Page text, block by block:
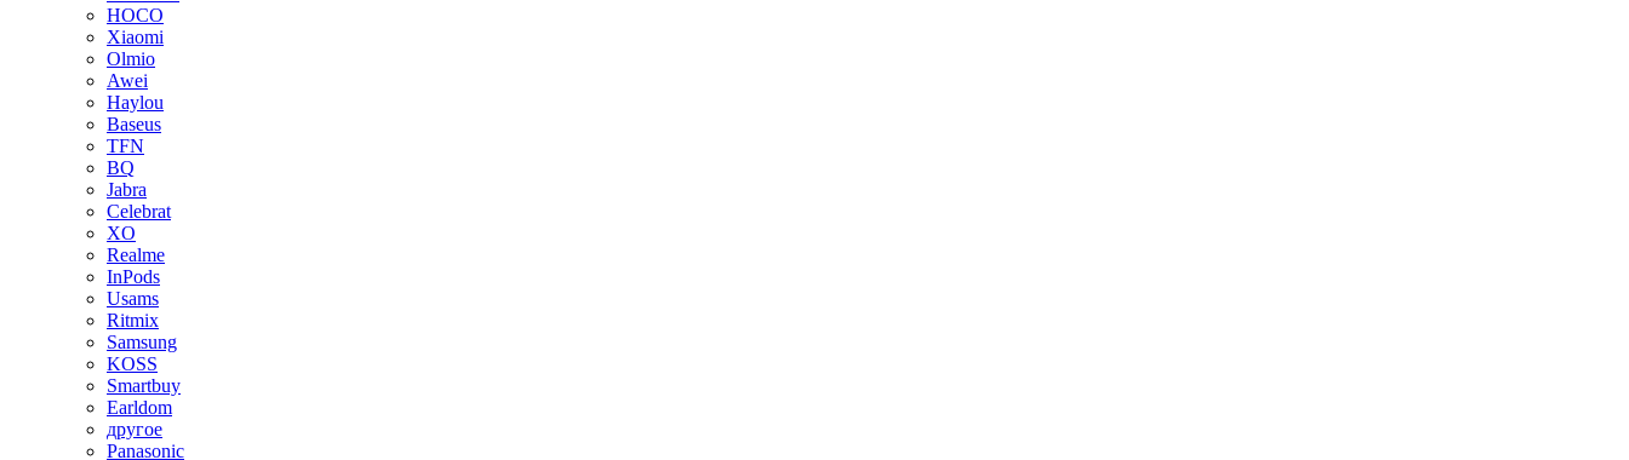
HOCO
Xiaomi
Olmio
Awei
Haylou
Baseus
TFN
BQ
Jabra
Celebrat
XO
Realme
InPods
Usams
Ritmix
Samsung
KOSS
Smartbuy
Earldom
другое
Panasonic